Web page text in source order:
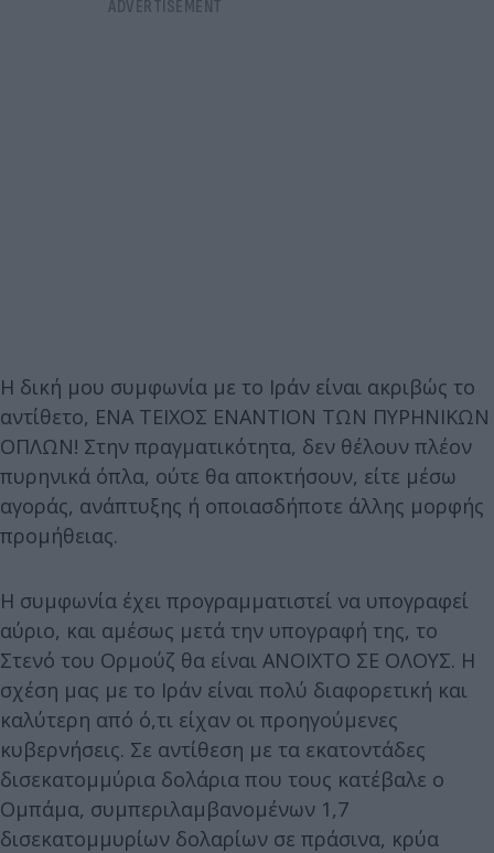
Η δική μου συμφωνία με το Ιράν είναι ακριβώς το
αντίθετο, ΕΝΑ ΤΕΙΧΟΣ ΕΝΑΝΤΙΟΝ ΤΩΝ ΠΥΡΗΝΙΚΩΝ
ΟΠΛΩΝ! Στην πραγματικότητα, δεν θέλουν πλέον
πυρηνικά όπλα, ούτε θα αποκτήσουν, είτε μέσω
αγοράς, ανάπτυξης ή οποιασδήποτε άλλης μορφής
προμήθειας.
Η συμφωνία έχει προγραμματιστεί να υπογραφεί
αύριο, και αμέσως μετά την υπογραφή της, το
Στενό του Ορμούζ θα είναι ΑΝΟΙΧΤΟ ΣΕ ΟΛΟΥΣ. Η
σχέση μας με το Ιράν είναι πολύ διαφορετική και
καλύτερη από ό,τι είχαν οι προηγούμενες
κυβερνήσεις. Σε αντίθεση με τα εκατοντάδες
δισεκατομμύρια δολάρια που τους κατέβαλε ο
Ομπάμα, συμπεριλαμβανομένων 1,7
δισεκατομμυρίων δολαρίων σε πράσινα, κρύα